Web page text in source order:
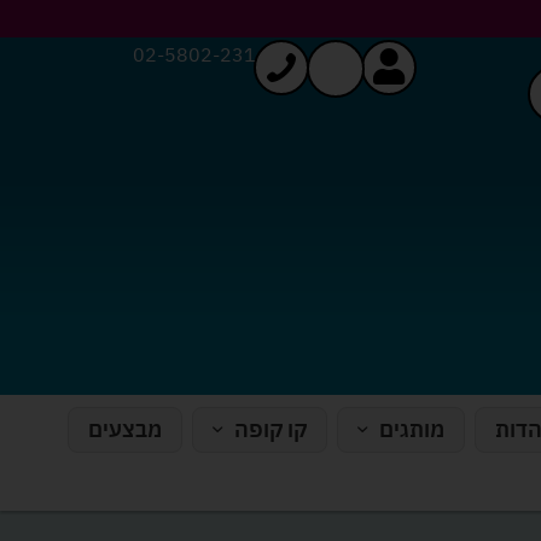
02-5802-231
מותגים קו קופה
מבצעים